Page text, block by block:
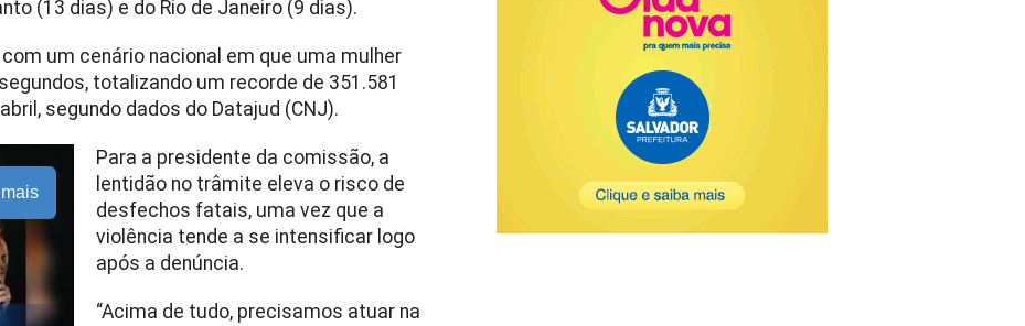
(13 dias) e do Rio de Janeiro (9 dias).
um cenário nacional em que uma mulher
totalizando um recorde de 351.581
segundo dados do Datajud (CNJ).
Para a presidente da comissão, a
lentidão no trâmite eleva o risco de
desfechos fatais, uma vez que a
violência tende a se intensificar logo
após a denúncia.
“Acima de tudo, precisamos atuar na